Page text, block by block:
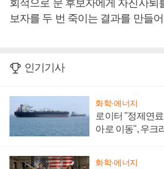
회적으로 문 후보자에게 자진사퇴
보자를 두 번 죽이는 결과를 만들
인기기사
화학·에너지
로이터 "정제연
아로 이동", 우크
화학·에너지